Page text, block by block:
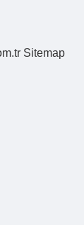
Sitemap